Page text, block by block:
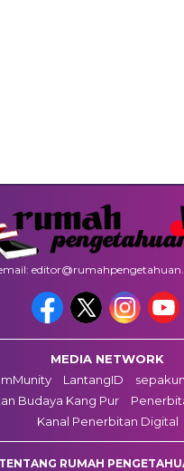
MEDIA NETWORK
LantangID
Budaya Kang Pur
Kanal Penerbitan Digital
TENTANG RUMAH